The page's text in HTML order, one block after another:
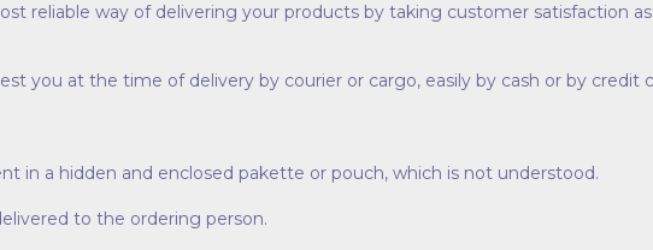
reliable way of delivering your products by taking customer satisfaction
you at the time of delivery by courier or cargo, easily by cash or by credit
in a hidden and enclosed pakette or pouch, which is not understood.
to the ordering person.